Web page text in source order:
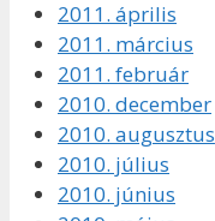
2011. április
2011. március
2011. február
2010. december
2010. augusztus
2010. július
2010. június